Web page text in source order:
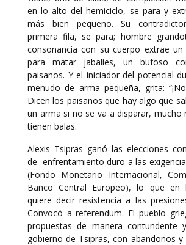
en lo alto del hemiciclo, se para y
más bien pequeño. Su
primera fila, se para; hombre
consonancia con su cuerpo extrae
para matar jabalíes, un bufoso
paisanos. Y el iniciador del potencial
menudo de arma pequeña, grita:
Dicen los paisanos que hay algo que
un arma si no se va a disparar, mucho
tienen balas.
Alexis Tsipras ganó las elecciones
de enfrentamiento duro a las
(Fondo Monetario Internacional,
Banco Central Europeo), lo que en
quiere decir resistencia a las
Convocó a referendum. El pueblo
propuestas de manera contundente
gobierno de Tsipras, con abandonos y